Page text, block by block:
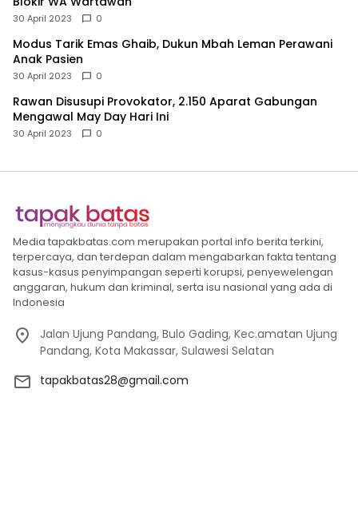
30 April 2023 0
Modus Tarik Emas Ghaib, Dukun Mbah Leman Perawani
Anak Pasien
30 April 2023 0
Rawan Disusupi Provokator, 2.150 Aparat Gabungan
Mengawal May Day Hari Ini
30 April 2023 0
Media tapakbatas.com merupakan portal info berita terkini,
terpercaya, dan terdepan dalam mengabarkan fakta tentang
kasus-kasus penyimpangan seperti korupsi, penyewelengan
anggaran, hukum dan kriminal, serta isu nasional yang ada di
Indonesia
Jalan Ujung Pandang, Bulo Gading, Kec.amatan Ujung
Pandang, Kota Makassar, Sulawesi Selatan
tapakbatas28@gmail.com